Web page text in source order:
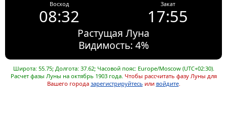
Восход
08:32
Закат
17:55
Растущая Луна
Видимость: 4%
Широта: 55.75; Долгота: 37.62; Часовой пояс: Europe/Moscow (UTC+02:30).
Расчет фазы Луны на октябрь 1903 года. Чтобы рассчитать фазу Луны для
Вашего города зарегистрируйтесь или войдите.